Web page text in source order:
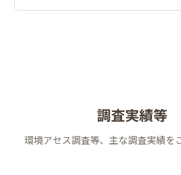
調査実績等
環境アセス調査等、主な調査実績を